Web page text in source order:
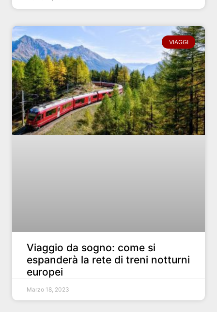
VIAGGI
Viaggio da sogno: come si
espanderà la rete di treni notturni
europei
Marzo 18, 2023